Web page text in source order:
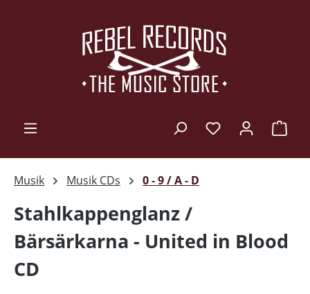
Musik Musik CDs 0 - 9 / A - D
Stahlkappenglanz /
Bärsärkarna - United in Blood
CD